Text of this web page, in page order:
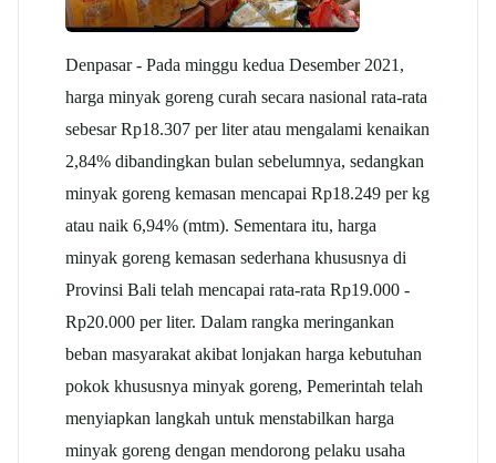
Denpasar - Pada minggu kedua Desember 2021,
harga minyak goreng curah secara nasional rata-rata
sebesar Rp18.307 per liter atau mengalami kenaikan
2,84% dibandingkan bulan sebelumnya, sedangkan
minyak goreng kemasan mencapai Rp18.249 per kg
atau naik 6,94% (mtm). Sementara itu, harga
minyak goreng kemasan sederhana khususnya di
Provinsi Bali telah mencapai rata-rata Rp19.000 -
Rp20.000 per liter. Dalam rangka meringankan
beban masyarakat akibat lonjakan harga kebutuhan
pokok khususnya minyak goreng, Pemerintah telah
menyiapkan langkah untuk menstabilkan harga
minyak goreng dengan mendorong pelaku usaha